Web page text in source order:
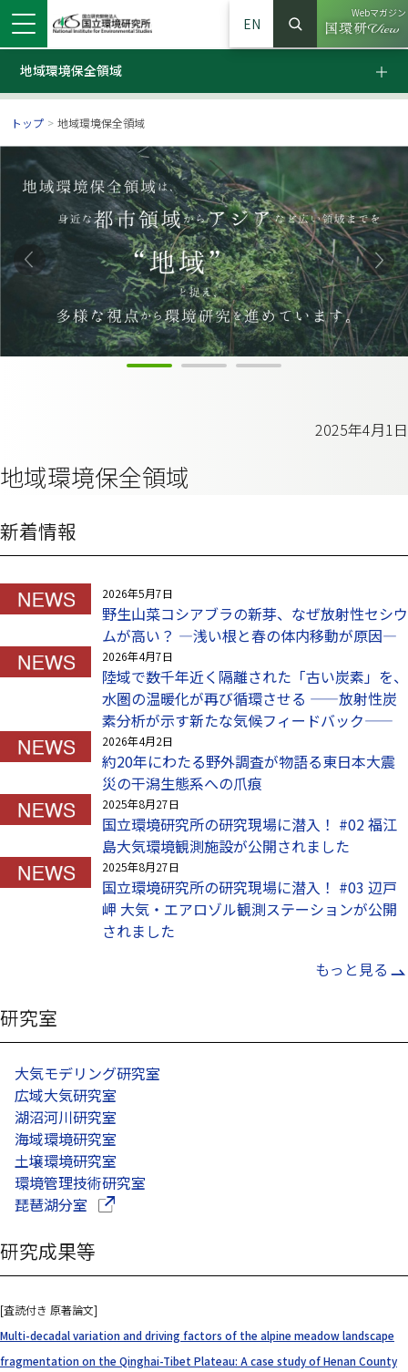
ドウで開きます）
ンドウで開きます）
ウインドウで開きます）
EN
サイト内検索
検索
Webマガジン
（別ウイ
地域環境保全領域
トップ > 地域環境保全領域
地域環境保全領域
2025年4月1日
地域環境保全領域
新着情報
2026年5月7日
野生山菜コシアブラの新芽、なぜ放射性セシウ
ムが高い？ —浅い根と春の体内移動が原因—
2026年4月7日
陸域で数千年近く隔離された「古い炭素」を、
水圏の温暖化が再び循環させる ——放射性炭
素分析が示す新たな気候フィードバック——
2026年4月2日
約20年にわたる野外調査が物語る東日本大震
災の干潟生態系への爪痕
2025年8月27日
国立環境研究所の研究現場に潜入！ #02 福江
島大気環境観測施設が公開されました
2025年8月27日
国立環境研究所の研究現場に潜入！ #03 辺戸
岬 大気・エアロゾル観測ステーションが公開
されました
もっと見る
研究室
大気モデリング研究室
広域大気研究室
湖沼河川研究室
海域環境研究室
土壌環境研究室
環境管理技術研究室
琵琶湖分室 （別ウインドウで開きます）
研究成果等
[査読付き 原著論文]
Multi-decadal variation and driving factors of the alpine meadow landscape
fragmentation on the Qinghai-Tibet Plateau: A case study of Henan County